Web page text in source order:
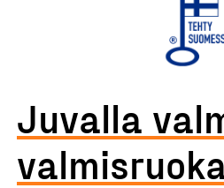
Juvalla